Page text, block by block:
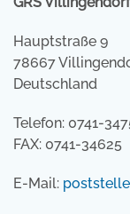
Hauptstraße 9
78667
Deutschland
Telefon: 0741-
FAX: 0741-34625
E-Mail: